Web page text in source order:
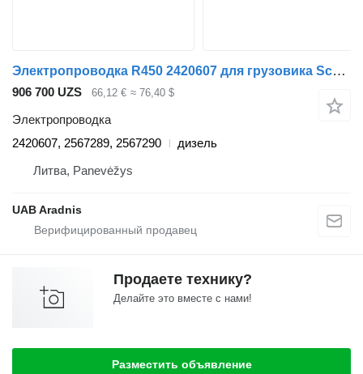
Электропроводка R450 2420607 для грузовика Scania L,P,G,R,S series
906 700 UZS 66,12 € ≈ 76,40 $
Электропроводка
2420607, 2567289, 2567290
дизель
Литва, Panevėžys
UAB Aradnis
Продаете технику?
Делайте это вместе с нами!
Разместить объявление